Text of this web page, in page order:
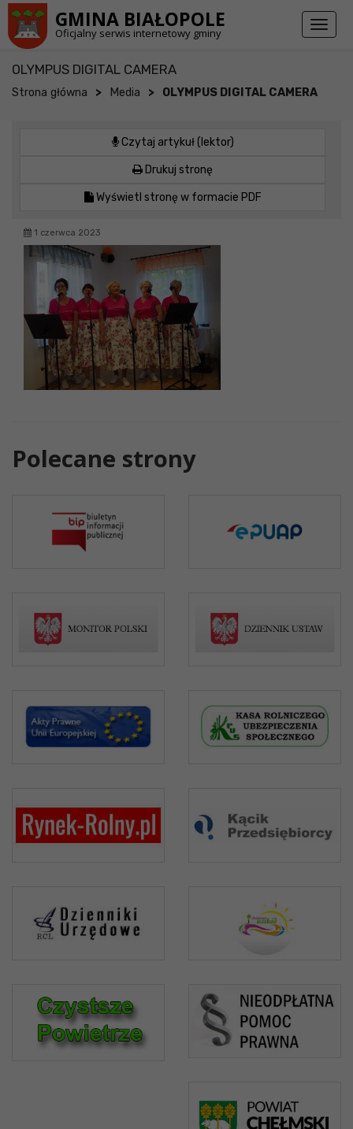
GMINA BIAŁOPOLE
Oficjalny serwis internetowy gminy
Toggle
OLYMPUS DIGITAL CAMERA
Strona główna > Media > OLYMPUS DIGITAL CAMERA
Czytaj artykuł (lektor)
Drukuj stronę
Wyświetl stronę w formacie PDF
1 czerwca 2023
Polecane strony